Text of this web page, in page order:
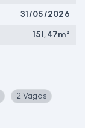
2 Vagas
31/05/2026
151,47m²